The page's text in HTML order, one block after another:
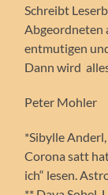
Schreibt
Abgeordneten
entmutigen
Dann wird
Peter Mohler
*Sibylle
Corona satt
ich“ lesen.